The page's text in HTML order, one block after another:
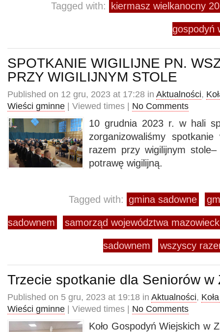
Tagged with: kiermasz wielkanocny
gospodyń
SPOTKANIE WIGILIJNE PN.
PRZY WIGILIJNYM STOLE
Published on 12 gru, 2023 at 17:28 in Aktualności,
Wieści gminne | Viewed times | No Comments
10 grudnia 2023 r. w hali
zorganizowaliśmy
razem przy wigilijnym
potrawę wigilijną.
Tagged with: gmina sadowne
sadownem samorząd województwa
sadownem wszyscy
Trzecie spotkanie dla Seniorów w
Published on 5 gru, 2023 at 19:18 in Aktualności,
Wieści gminne | Viewed times | No Comments
Koło Gospodyń Wiejskich w